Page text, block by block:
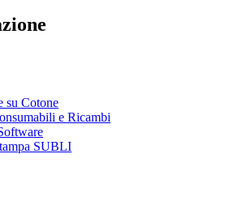
su Cotone
e Ricambi
SUBLI